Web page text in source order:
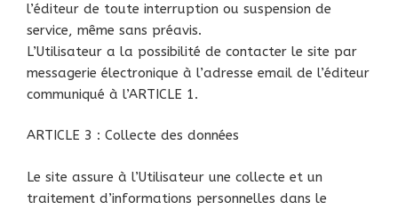
l’éditeur de toute interruption ou suspension de
service, même sans préavis.
L’Utilisateur a la possibilité de contacter le site par
messagerie électronique à l’adresse email de l’éditeur
communiqué à l’ARTICLE 1.
ARTICLE 3 : Collecte des données
Le site assure à l’Utilisateur une collecte et un
traitement d’informations personnelles dans le